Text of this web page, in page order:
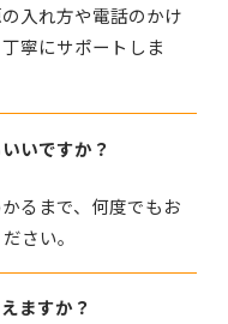
入れ方や電話のかけ
寧にサポートしま
いですか？
るまで、何度でもお
さい。
ますか？